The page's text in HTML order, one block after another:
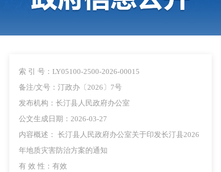
索 引 号：LY05100-2500-2026-00015
备注/文号：汀政办〔2026〕7号
发布机构：长汀县人民政府办公室
公文生成日期：2026-03-27
内容概述： 长汀县人民政府办公室关于印发长汀县2026
年地质灾害防治方案的通知
有 效 性：有效